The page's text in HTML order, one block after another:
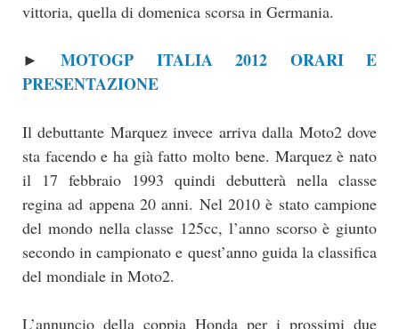
vittoria, quella di domenica scorsa in Germania.
►MOTOGP ITALIA 2012 ORARI E
PRESENTAZIONE
Il debuttante Marquez invece arriva dalla Moto2 dove
sta facendo e ha già fatto molto bene. Marquez è nato
il 17 febbraio 1993 quindi debutterà nella classe
regina ad appena 20 anni. Nel 2010 è stato campione
del mondo nella classe 125cc, l’anno scorso è giunto
secondo in campionato e quest’anno guida la classifica
del mondiale in Moto2.
L’annuncio della coppia Honda per i prossimi due